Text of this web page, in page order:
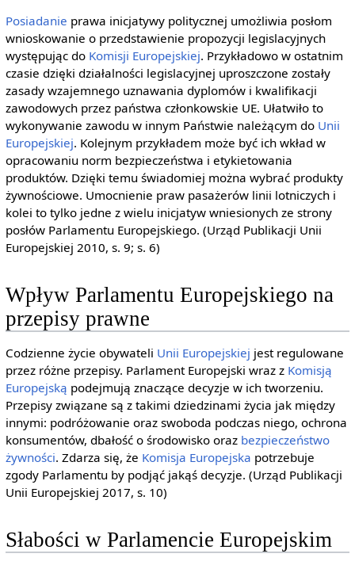
Posiadanie prawa inicjatywy politycznej umożliwia posłom
wnioskowanie o przedstawienie propozycji legislacyjnych
występując do Komisji Europejskiej. Przykładowo w ostatnim
czasie dzięki działalności legislacyjnej uproszczone zostały
zasady wzajemnego uznawania dyplomów i kwalifikacji
zawodowych przez państwa członkowskie UE. Ułatwiło to
wykonywanie zawodu w innym Państwie należącym do Unii
Europejskiej. Kolejnym przykładem może być ich wkład w
opracowaniu norm bezpieczeństwa i etykietowania
produktów. Dzięki temu świadomiej można wybrać produkty
żywnościowe. Umocnienie praw pasażerów linii lotniczych i
kolei to tylko jedne z wielu inicjatyw wniesionych ze strony
posłów Parlamentu Europejskiego. (Urząd Publikacji Unii
Europejskiej 2010, s. 9; s. 6)
Wpływ Parlamentu Europejskiego na
przepisy prawne
Codzienne życie obywateli Unii Europejskiej jest regulowane
przez różne przepisy. Parlament Europejski wraz z Komisją
Europejską podejmują znaczące decyzje w ich tworzeniu.
Przepisy związane są z takimi dziedzinami życia jak między
innymi: podróżowanie oraz swoboda podczas niego, ochrona
konsumentów, dbałość o środowisko oraz bezpieczeństwo
żywności. Zdarza się, że Komisja Europejska potrzebuje
zgody Parlamentu by podjąć jakąś decyzje. (Urząd Publikacji
Unii Europejskiej 2017, s. 10)
Słabości w Parlamencie Europejskim